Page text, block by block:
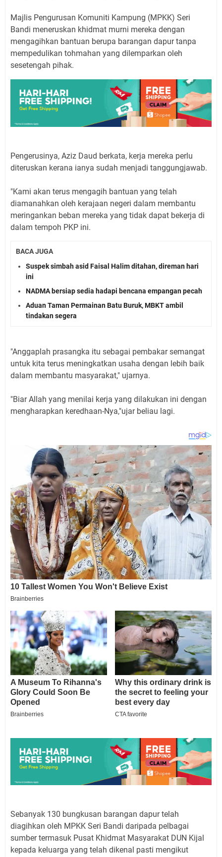
Majlis Pengurusan Komuniti Kampung (MPKK) Seri
Bandi meneruskan khidmat murni mereka dengan
mengagihkan bantuan berupa barangan dapur tanpa
mempedulikan tohmahan yang dilemparkan oleh
sesetengah pihak.
Pengerusinya, Aziz Daud berkata, kerja mereka perlu
diteruskan kerana ianya sudah menjadi tanggungjawab.
"Kami akan terus mengagih bantuan yang telah
diamanahkan oleh kerajaan negeri dalam membantu
meringankan beban mereka yang tidak dapat bekerja di
dalam tempoh PKP ini.
BACA JUGA
Suspek simbah asid Faisal Halim ditahan, direman hari
ini
NADMA bersiap sedia hadapi bencana empangan pecah
Aduan Taman Permainan Batu Buruk, MBKT ambil
tindakan segera
"Anggaplah prasangka itu sebagai pembakar semangat
untuk kita terus meningkatkan usaha dengan lebih baik
dalam membantu masyarakat," ujarnya.
"Biar Allah yang menilai kerja yang dilakukan ini dengan
mengharapkan keredhaan-Nya,"ujar beliau lagi.
Sebanyak 130 bungkusan barangan dapur telah
diagihkan oleh MPKK Seri Bandi daripada pelbagai
sumber termasuk Pusat Khidmat Masyarakat DUN Kijal
kepada keluarga yang telah dikenal pasti mengikut